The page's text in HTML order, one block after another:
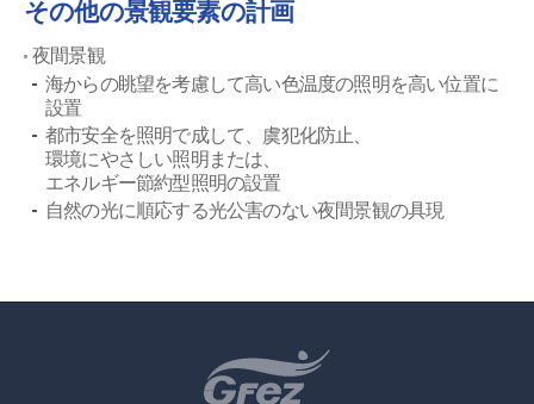
その他の景観要素の計画
夜間景観
海からの眺望を考慮して高い色温度の照明を高い位置に
設置
都市安全を照明で成して、虞犯化防止、
環境にやさしい照明または、
エネルギー節約型照明の設置
自然の光に順応する光公害のない夜間景観の具現